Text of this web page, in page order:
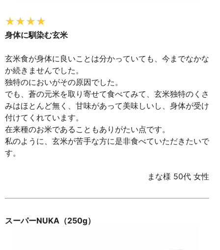
身体に馴染む玄米
玄米食が身体に良いことは分かっていても、今までなかな
か続きませんでした。
独特のにおいがその原因でした。
でも、蒼の元米を取り寄せて食べてみて、玄米独特のくさ
みはほとんど無く、甘味があって美味しいし、身体が受け
付けてくれています。
在来種のお米であることもありがたい点です。
私のように、玄米が苦手な方に是非食べていただきたいで
す。
まな様 50代 女性
スーパーNUKA（250g）